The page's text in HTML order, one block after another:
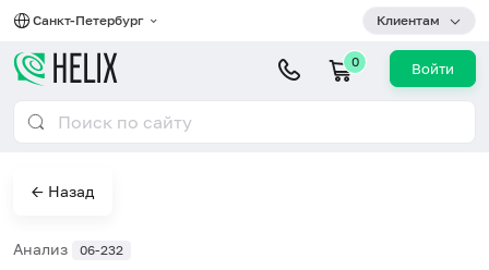
Санкт-Петербург Клиентам
0 Войти
← Назад
Анализ 06-232